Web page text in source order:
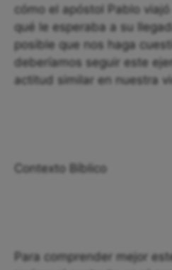
cómo el apóstol Pablo
qué le esperaba a su
posible que nos haga
deberíamos seguir este
actitud similar en nuestra
Contexto Bíblico
Para comprender mejor